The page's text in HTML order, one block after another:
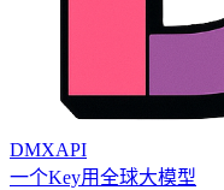
DMXAPI
一个Key用全球大模型